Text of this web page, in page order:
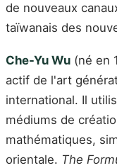
de nouveaux
taïwanais des
Che-Yu Wu (né en
actif de l'art
international. Il
médiums de
mathématiques,
orientale. The